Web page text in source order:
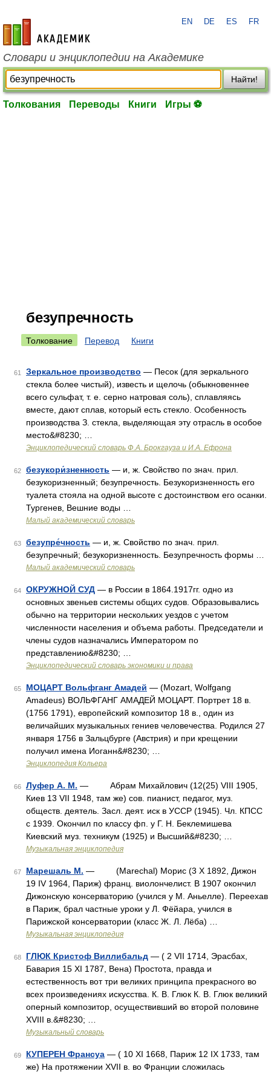
academic.ru
EN DE ES FR
Словари и энциклопедии на Академике
Найти!
Толкования Переводы Книги Игры ⚽
безупречность
Толкование Перевод Книги
61 Зеркальное производство — Песок (для зеркального
стекла более чистый), известь и щелочь (обыкновеннее
всего сульфат, т. е. серно натровая соль), сплавляясь
вместе, дают сплав, который есть стекло. Особенность
производства З. стекла, выделяющая эту отрасль в особое
место&#8230; …
Энциклопедический словарь Ф.А. Брокгауза и И.А. Ефрона
62 безукори́зненность — и, ж. Свойство по знач. прил.
безукоризненный; безупречность. Безукоризненность его
туалета стояла на одной высоте с достоинством его осанки.
Тургенев, Вешние воды …
Малый академический словарь
63 безупре́чность — и, ж. Свойство по знач. прил.
безупречный; безукоризненность. Безупречность формы …
Малый академический словарь
64 ОКРУЖНОЙ СУД — в России в 1864.1917гг. одно из
основных звеньев системы общих судов. Образовывались
обычно на территории нескольких уездов с учетом
численности населения и объема работы. Председатели и
члены судов назначались Императором по
представлению&#8230; …
Энциклопедический словарь экономики и права
65 МОЦАРТ Вольфганг Амадей — (Mozart, Wolfgang
Amadeus) ВОЛЬФГАНГ АМАДЕЙ МОЦАРТ. Портрет 18 в.
(1756 1791), европейский композитор 18 в., один из
величайших музыкальных гениев человечества. Родился 27
января 1756 в Зальцбурге (Австрия) и при крещении
получил имена Иоганн&#8230; …
Энциклопедия Кольера
66 Луфер А. М. — Абрам Михайлович (12(25) VIII 1905,
Киев 13 VII 1948, там же) сов. пианист, педагог, муз.
обществ. деятель. Засл. деят. иск в УССР (1945). Чл. КПСС
с 1939. Окончил по классу фп. у Г. Н. Беклемишева
Киевский муз. техникум (1925) и Высший&#8230; …
Музыкальная энциклопедия
67 Марешаль М. — (Marechal) Морис (3 X 1892, Дижон
19 IV 1964, Париж) франц. виолончелист. В 1907 окончил
Дижонскую консерваторию (учился у М. Аньелле). Переехав
в Париж, брал частные уроки у Л. Фёйара, учился в
Парижской консерватории (класс Ж. Л. Лёба) …
Музыкальная энциклопедия
68 ГЛЮК Кристоф Виллибальд — ( 2 VII 1714, Эрасбах,
Бавария 15 XI 1787, Вена) Простота, правда и
естественность вот три великих принципа прекрасного во
всех произведениях искусства. К. В. Глюк К. В. Глюк великий
оперный композитор, осуществивший во второй половине
XVIII в.&#8230; …
Музыкальный словарь
69 КУПЕРЕН Франсуа — ( 10 XI 1668, Париж 12 IX 1733, там
же) На протяжении XVII в. во Франции сложилась